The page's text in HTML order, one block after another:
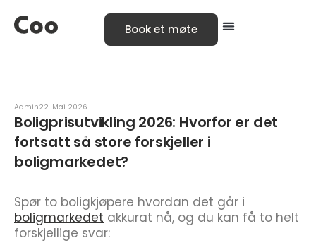
Book et møte
Admin22. Mai 2026
Boligprisutvikling 2026: Hvorfor er det
fortsatt så store forskjeller i
boligmarkedet?
Spør to boligkjøpere hvordan det går i
boligmarkedet akkurat nå, og du kan få to helt
forskjellige svar: